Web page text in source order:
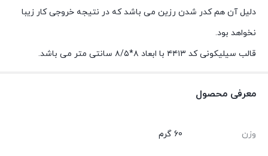
دلیل آن هم کدر شدن رزین می باشد که در نتیجه خروجی کار زیبا
نخواهد بود.
قالب سیلیکونی کد ۴۴۱۳ با ابعاد ۸*۸/۵ سانتی متر می باشد.
معرفی محصول
وزن 60 گرم